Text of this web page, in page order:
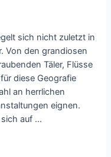
sich nicht zuletzt in
Von den grandiosen
Täler, Flüsse
diese Geografie
an herrlichen
eignen.
sich auf …